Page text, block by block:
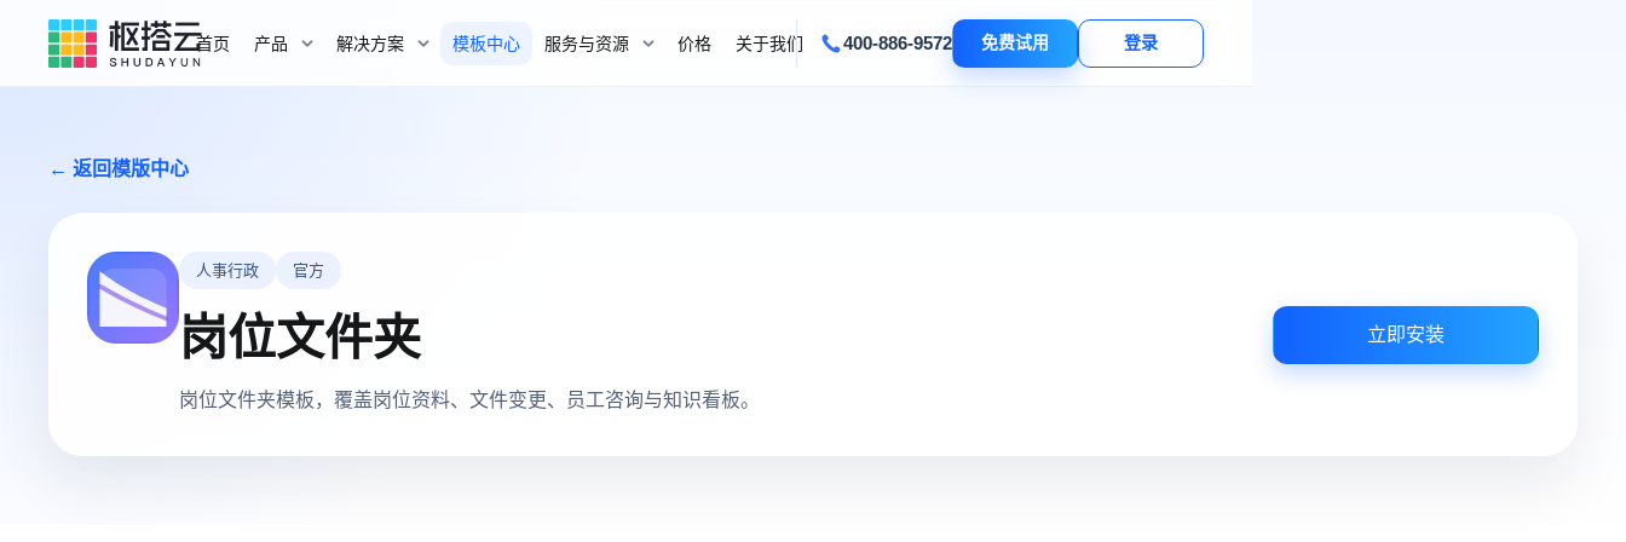
首页 产品 解决方案 模板中心 服务与资源 价格 关于我们 400-886-9572 免费试用 登录
← 返回模版中心
人事行政 官方
岗位文件夹
岗位文件夹模板，覆盖岗位资料、文件变更、员工咨询与知识看板。
立即安装